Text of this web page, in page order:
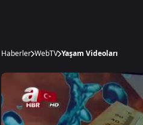
Haberler WebTV Yaşam Videoları